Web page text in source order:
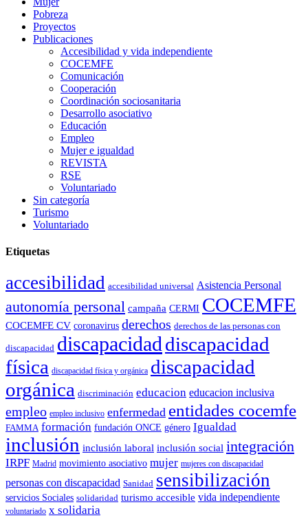
Pobreza
Proyectos
Publicaciones
Accesibilidad y vida independiente
COCEMFE
Comunicación
Cooperación
Coordinación sociosanitaria
Desarrollo asociativo
Educación
Empleo
Mujer e igualdad
REVISTA
RSE
Voluntariado
Sin categoría
Turismo
Voluntariado
Etiquetas
accesibilidad accesibilidad universal Asistencia Personal
autonomía personal campaña CERMI COCEMFE
COCEMFE CV coronavirus derechos derechos de las personas con
discapacidad discapacidad discapacidad
física discapacidad física y orgánica discapacidad
orgánica discriminación educacion educacion inclusiva
empleo empleo inclusivo enfermedad entidades cocemfe
FAMMA formación fundación ONCE género Igualdad
inclusión inclusión laboral inclusión social integración
IRPF Madrid movimiento asociativo mujer mujeres con discapacidad
personas con discapacidad Sanidad sensibilización
servicios Sociales solidaridad turismo accesible vida independiente
voluntariado x solidaria